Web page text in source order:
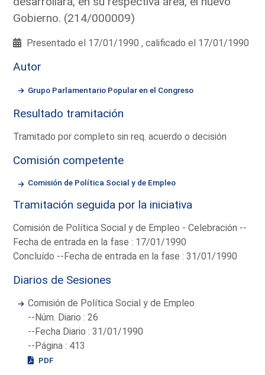
Gobierno. (214/000009)
Presentado el 17/01/1990 , calificado el 17/01/1990
Autor
Grupo Parlamentario Popular en el Congreso
Resultado tramitación
Tramitado por completo sin req. acuerdo o decisión
Comisión competente
Comisión de Política Social y de Empleo
Tramitación seguida por la iniciativa
Comisión de Política Social y de Empleo - Celebración --
Fecha de entrada en la fase : 17/01/1990
Concluído --Fecha de entrada en la fase : 31/01/1990
Diarios de Sesiones
Comisión de Política Social y de Empleo
--Núm. Diario : 26
--Fecha Diario : 31/01/1990
--Página : 413
PDF